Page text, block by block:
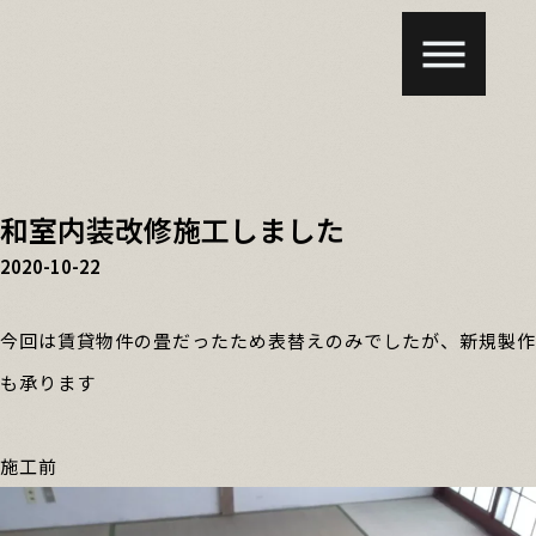
和室内装改修施工しました
2020-10-22
今回は賃貸物件の畳だったため表替えのみでしたが、新規製作
も承ります
施工前